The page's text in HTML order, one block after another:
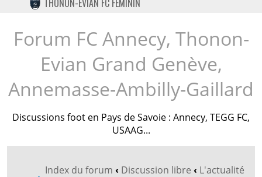
TWITTER
INSTAGRAM
THONON-EVIAN FC FÉMININ
Forum FC Annecy, Thonon-
Evian Grand Genève,
Annemasse-Ambilly-Gaillard
Discussions foot en Pays de Savoie : Annecy, TEGG FC,
USAAG...
Index du forum ‹ Discussion libre ‹ L'actualité